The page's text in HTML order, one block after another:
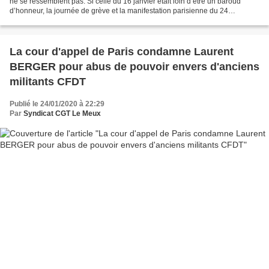
d’honneur, la journée de grève et la manifestation parisienne du 24
La cour d'appel de Paris condamne Laurent
BERGER pour abus de pouvoir envers d'anciens
militants CFDT
Publié le 24/01/2020 à 22:29
Par Syndicat CGT Le Meux